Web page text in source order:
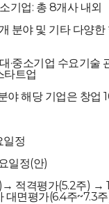
기업: 총 8개사 내외
분야 및 기타 다양한
·중소기업 수요기술
타트업
야 해당 기업은 창업
일정
일정(안)
적격평가(5.2주) →
대면평가(6.4주~7.3